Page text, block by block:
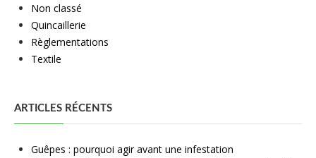
Non classé
Quincaillerie
Règlementations
Textile
ARTICLES RÉCENTS
Guêpes : pourquoi agir avant une infestation